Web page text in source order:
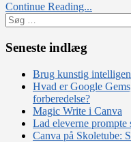
Continue Reading...
Søg
efter:
Seneste indlæg
Brug kunstig
Hvad er Google
forberedelse?
Magic Write i Canva
Lad eleverne
Canva på Skoletube: